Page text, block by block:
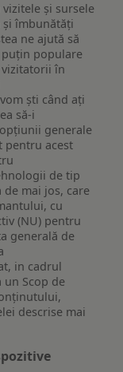
și sursele
și îmbunătăți
ne ajută să
puțin populare
vizitatorii în
ști când ați
să-i
generale
pentru acest
de tip
mai jos, care
cu
(NU) pentru
generală de
in cadrul
un Scop de
descrise mai